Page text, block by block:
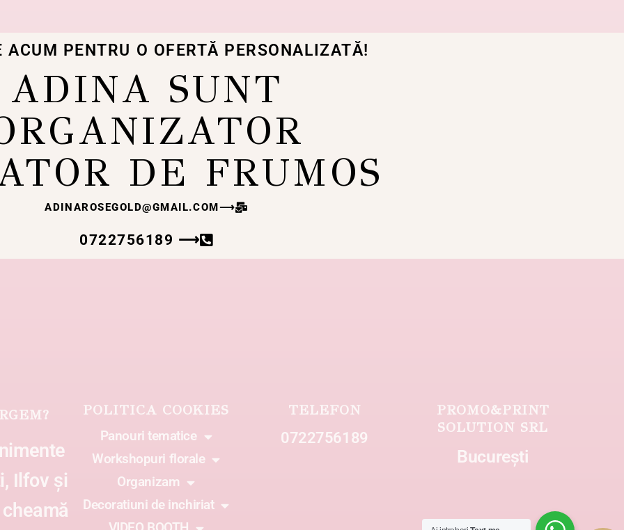
ACUM PENTRU O OFERTĂ PERSONALIZATĂ!
ADINA SUNT
DE FRUMOS
ADINAROSEGOLD@GMAIL.COM ⟶
0722756189 ⟶
Ilfov și
POLITICA COOKIES
Panouri tematice
Workshopuri florale
Organizam
Decoratiuni de inchiriat
TELEFON
0722756189
PROMO&PRINT
SOLUTION SRL
București